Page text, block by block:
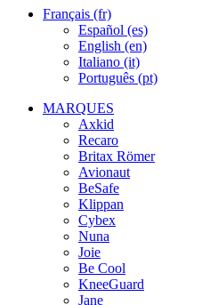
Français (fr)
Español (es)
English (en)
Italiano (it)
Português (pt)
MARQUES
Axkid
Recaro
Britax Römer
Avionaut
BeSafe
Klippan
Cybex
Nuna
Joie
Be Cool
KneeGuard
Jane